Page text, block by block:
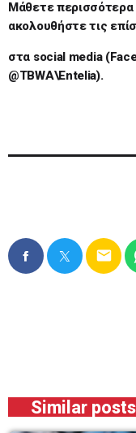
Μάθετε περισσότερα
ακολουθήστε τις
στα social media
@ΤBWA\Entelia).
email
Similar posts